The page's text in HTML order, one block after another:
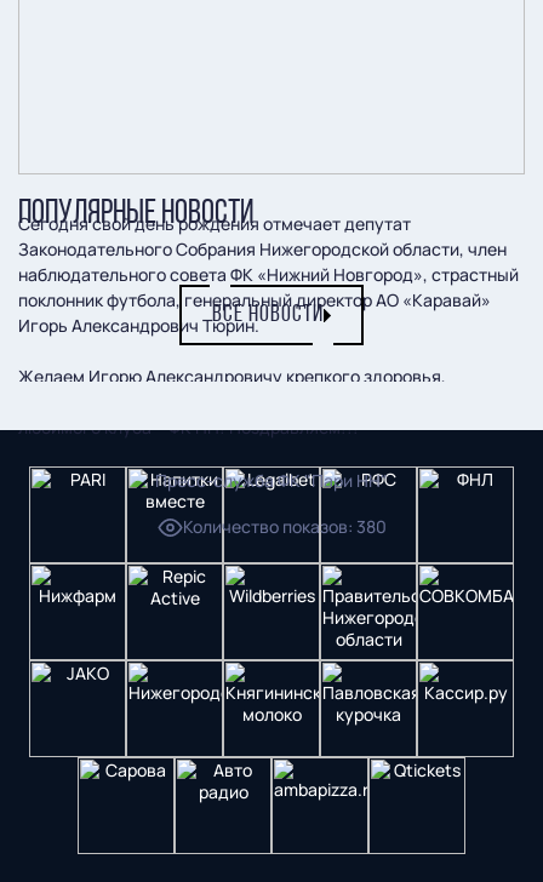
Сегодня свой день рождения отмечает депутат
Законодательного Собрания Нижегородской области, член
наблюдательного совета ФК «Нижний Новгород», страстный
поклонник футбола, генеральный директор АО «Каравай»
Игорь Александрович Тюрин.
Желаем Игорю Александровичу крепкого здоровья,
любимого клуба – ФК НН! Поздравляем!!!
Пресс-служба ФК "Пари НН"
Количество показов: 380
ПОПУЛЯРНЫЕ НОВОСТИ
ВСЕ НОВОСТИ